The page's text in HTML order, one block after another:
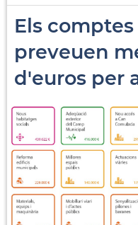
Els
preveuen
d'euros per